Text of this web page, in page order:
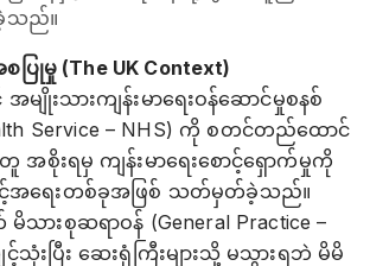
ခဲ့သည်။
ပြုမှု (The UK Context)
မျိုးသားကျန်းမာရေးဝန်ဆောင်မှုစနစ်
Service – NHS) ကို စတင်တည်ထောင်
အစိုးရမှ ကျန်းမာရေးစောင့်ရှောက်မှုကို
အရေးတစ်ခုအဖြစ် သတ်မှတ်ခဲ့သည်။
းစုဆရာဝန် (General Practice –
သုံးပြီး ဆေးရုံကြီးများသို့ မသွားရဘဲ မိမိ